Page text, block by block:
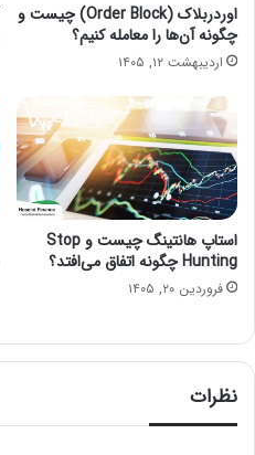
اوردربلاک (Order Block) چیست و
چگونه آن‌ها را معامله کنیم؟
اردیبهشت ۱۲, ۱۴۰۵
استاپ هانتینگ چیست و Stop
Hunting چگونه اتفاق می‌افتد؟
فروردین ۲۰, ۱۴۰۵
نظرات